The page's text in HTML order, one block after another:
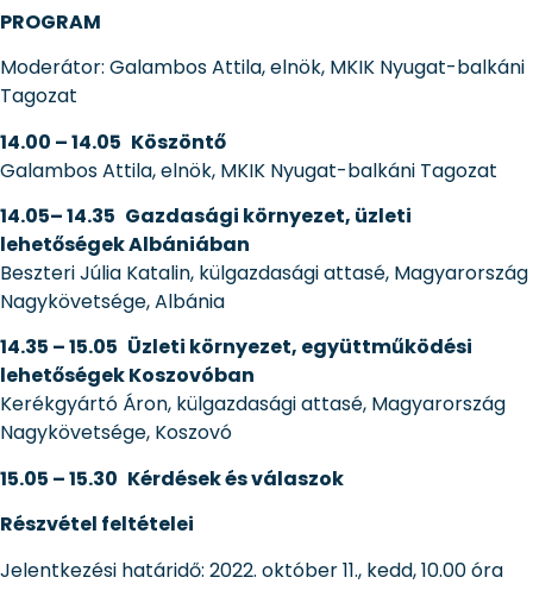
PROGRAM
Moderátor: Galambos Attila, elnök, MKIK Nyugat-balkáni
Tagozat
14.00 – 14.05 Köszöntő
Galambos Attila, elnök, MKIK Nyugat-balkáni Tagozat
14.05– 14.35 Gazdasági környezet, üzleti
lehetőségek Albániában
Beszteri Júlia Katalin, külgazdasági attasé, Magyarország
Nagykövetsége, Albánia
14.35 – 15.05 Üzleti környezet, együttműködési
lehetőségek Koszovóban
Kerékgyártó Áron, külgazdasági attasé, Magyarország
Nagykövetsége, Koszovó
15.05 – 15.30 Kérdések és válaszok
Részvétel feltételei
Jelentkezési határidő: 2022. október 11., kedd, 10.00 óra